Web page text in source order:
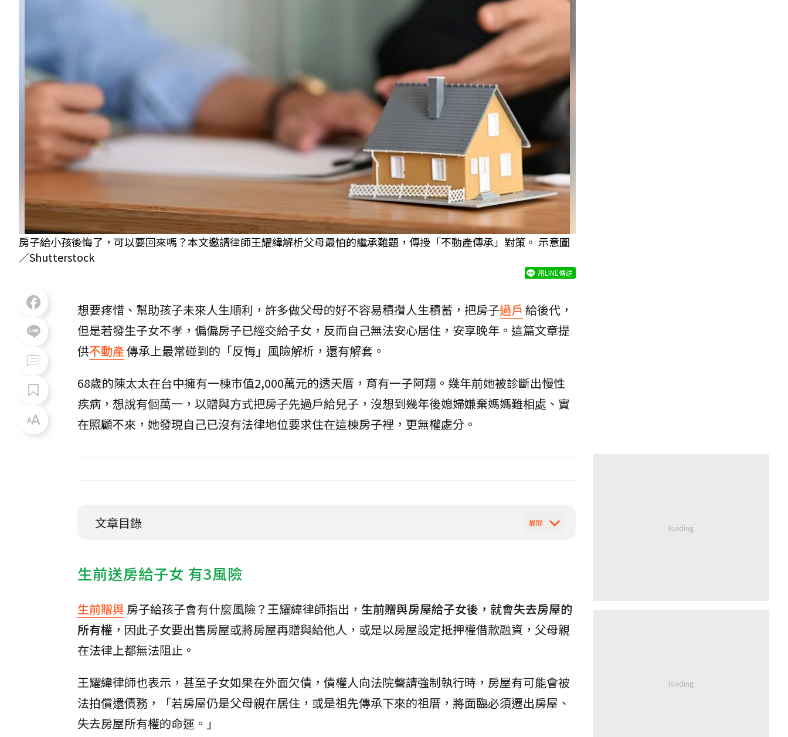
房子給小孩後悔了，可以要回來嗎？本文邀請律師王耀緯解析父母最怕的繼承難題，傳授「不動產傳承」對策。 示意圖
／Shutterstock
用LINE傳送
想要疼惜、幫助孩子未來人生順利，許多做父母的好不容易積攢人生積蓄，把房子過戶 給後代，
但是若發生子女不孝，偏偏房子已經交給子女，反而自己無法安心居住，安享晚年。這篇文章提
供不動產傳承上最常碰到的「反悔」風險解析，還有解套。
68歲的陳太太在台中擁有一棟市值2,000萬元的透天厝，育有一子阿翔。幾年前她被診斷出慢性
疾病，想說有個萬一，以贈與方式把房子先過戶給兒子，沒想到幾年後媳婦嫌棄媽媽難相處、實
在照顧不來，她發現自己已沒有法律地位要求住在這棟房子裡，更無權處分。
文章目錄
生前送房給子女 有3風險
生前贈與 房子給孩子會有什麼風險？王耀緯律師指出， 生前贈與房屋給子女後，就會失去房屋的
所有權 ，因此子女要出售房屋或將房屋再贈與給他人，或是以房屋設定抵押權借款融資，父母親
在法律上都無法阻止。
王耀緯律師也表示，甚至子女如果在外面欠債，債權人向法院聲請強制執行時，房屋有可能會被
法拍償還債務，「若房屋仍是父母親在居住，或是祖先傳承下來的祖厝，將面臨必須遷出房屋、
失去房屋所有權的命運。」